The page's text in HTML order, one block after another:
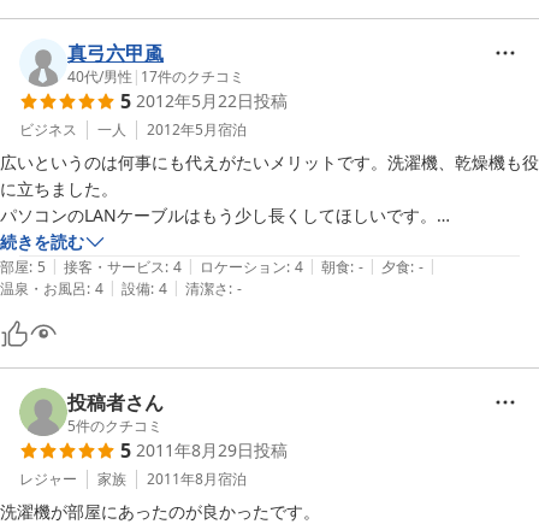
真弓六甲颪
40代/男性 | 17件のクチコミ
5 2012年5月22日投稿
ビジネス 一人 2012年5月宿泊
広いというのは何事にも代えがたいメリットです。洗濯機、乾燥機も役
に立ちました。
パソコンのLANケーブルはもう少し長くしてほしいです。
テーブルのところまで引っ張るには短すぎました。
続きを読む
部屋: 5 | 接客・サービス: 4 | ロケーション: 4 | 朝食: - | 夕食: - |
温泉・お風呂: 4 | 設備: 4 | 清潔さ: -
投稿者さん
5件のクチコミ
5 2011年8月29日投稿
レジャー 家族 2011年8月宿泊
洗濯機が部屋にあったのが良かったです。